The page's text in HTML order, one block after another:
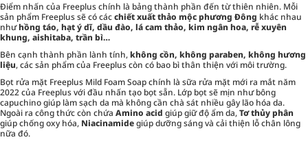
Điểm nhấn của Freeplus chính là bảng thành phần đến từ thiên nhiên. Mỗi
sản phẩm Freeplus sẽ có cácchiết xuất thảo mộc phương Đông khác nhau
nhưhồng táo, hạt ý dĩ, dầu đào, lá cam thảo, kim ngân hoa, rễ xuyên
khung, aishitaba, trần bì…
Bên cạnh thành phần lành tính,không cồn, không paraben, không hương
liệu, các sản phẩm của Freeplus còn có bao bì thân thiện với môi trường.
Bọt rửa mặt Freeplus Mild Foam Soap chính là sữa rửa mặt mới ra mắt năm
2022 của Freeplus với đầu nhấn tạo bọt sẵn. Lớp bọt sẽ mịn như bông
capuchino giúp làm sạch da mà không cần chà sát nhiều gây lão hóa da.
Ngoài ra công thức còn chứa Amino acid giúp giữ độ ẩm da,Tơ thủy phân
giúp chống oxy hóa, Niacinamidegiúp dưỡng sáng và cải thiện lỗ chân lông
nữa đó.